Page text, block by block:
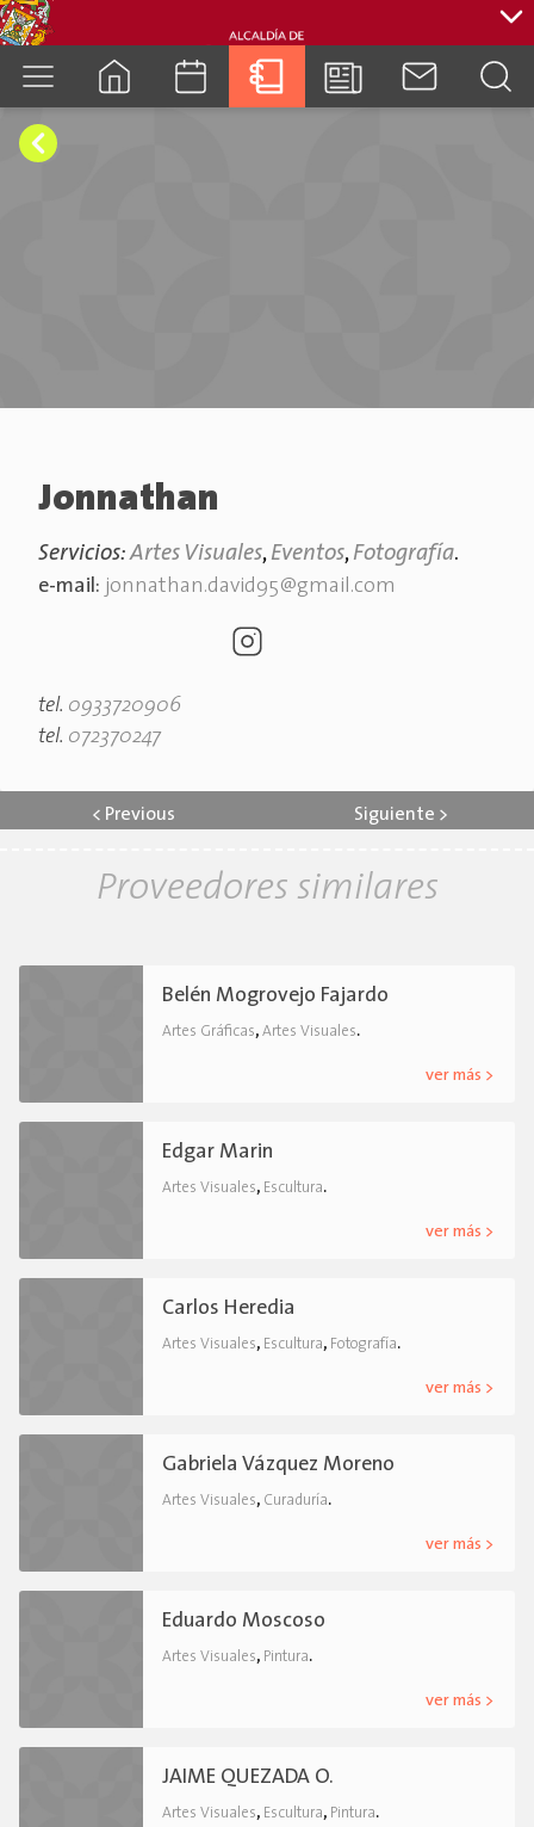
Jonnathan
Servicios:Artes Visuales, Eventos, Fotografía.
e-mail: jonnathan.david95@gmail.com
tel. 0933720906
tel. 072370247
< Previous Siguiente >
Proveedores similares
Belén Mogrovejo Fajardo
Artes Gráficas, Artes Visuales.
ver más >
Edgar Marin
Artes Visuales, Escultura.
ver más >
Carlos Heredia
Artes Visuales, Escultura, Fotografía.
ver más >
Gabriela Vázquez Moreno
Artes Visuales, Curaduría.
ver más >
Eduardo Moscoso
Artes Visuales, Pintura.
ver más >
JAIME QUEZADA O.
Artes Visuales, Escultura, Pintura.